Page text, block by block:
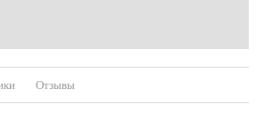
Отзывы